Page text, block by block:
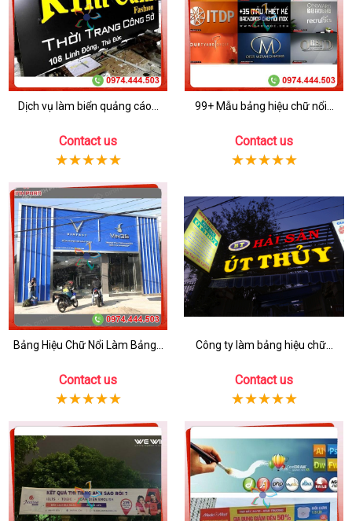
Dịch vụ làm biển quảng cáo...
Contact us
99+ Mẫu bảng hiệu chữ nổi...
Contact us
Bảng Hiệu Chữ Nổi Làm Bảng...
Contact us
Công ty làm bảng hiệu chữ...
Contact us